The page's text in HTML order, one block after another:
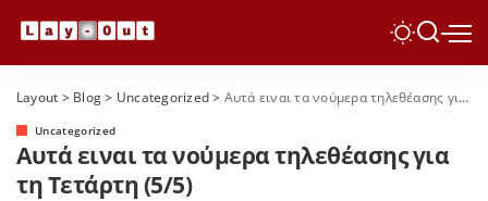
Layout > Blog> Uncategorized> Αυτά ειναι τα νούμερα τηλεθέασης για τη Τετάρτη (5/5)
Uncategorized
Αυτά ειναι τα νούμερα τηλεθέασης για
τη Τετάρτη (5/5)